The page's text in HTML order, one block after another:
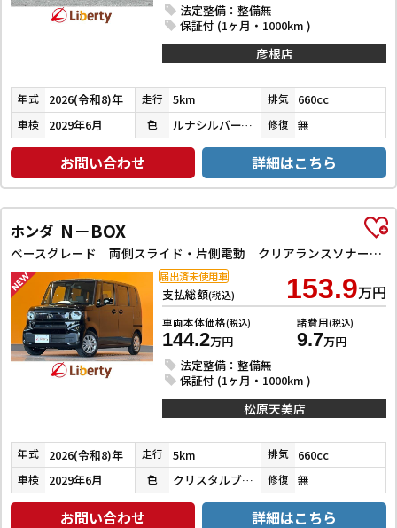
法定整備：整備無
保証付 (1ヶ月・1000km )
彦根店
年式 2026(令和8)年 走行 5km 排気 660cc
車検 2029年6月 色 ルナシルバーメタリック 修復 無
お問い合わせ 詳細はこちら
ホンダ N－BOX
ベースグレード 両側スライド・片側電動 クリアランスソナー オートクルーズコントロール レーンアシスト 衝突被害軽減システム オートライト LEDヘッドランプ スマートキー アイドリングストップ
支払総額(税込) 153.9万円
車両本体価格(税込)
144.2万円
諸費用(税込)
9.7万円
法定整備：整備無
保証付 (1ヶ月・1000km )
届出済未使用車
松原天美店
年式 2026(令和8)年 走行 5km 排気 660cc
車検 2029年6月 色 クリスタルブラックパール 修復 無
お問い合わせ 詳細はこちら